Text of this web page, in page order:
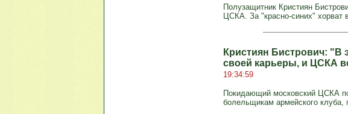
Полузащитник Кристиян
ЦСКА. За "красно-синих" хорват
Кристиян Бистрович: "В
своей карьеры, и ЦСКА
19:34:59
Покидающий московский ЦСКА
болельщикам армейского клуба,